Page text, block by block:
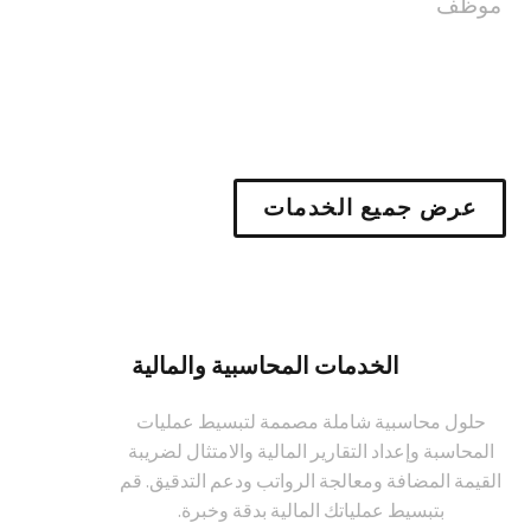
عرض جميع الخدمات
الخدمات المحاسبية والمالية
حلول محاسبية شاملة مصممة لتبسيط عمليات
المحاسبة وإعداد التقارير المالية والامتثال لضريبة
القيمة المضافة ومعالجة الرواتب ودعم التدقيق. قم
بتبسيط عملياتك المالية بدقة وخبرة.